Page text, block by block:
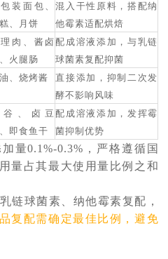
装面包、
、月饼
混入干性原料，搭配纳
他霉素适配烘焙
肉、酱卤
火腿肠
配成溶液添加，与乳链
球菌素复配抑菌
、烧烤酱
直接添加，抑制二次发
酵不影响风味
谷、卤豆
即食鱼干
配成溶液添加，发挥霉
菌抑制优势
量0.1%-0.3%，严格遵循国
量占其最大使用量比例之和
乳链球菌素 纳他霉素复配，
复配需确定最佳比例，避免